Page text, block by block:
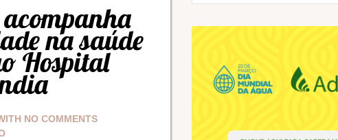
na saúde
Hospital
NO COMMENTS